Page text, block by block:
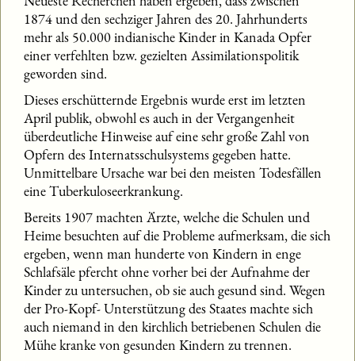
1874 und den sechziger Jahren des 20. Jahrhunderts
mehr als 50.000 indianische Kinder in Kanada Opfer
einer verfehlten bzw. gezielten Assimilationspolitik
geworden sind.
Dieses erschütternde Ergebnis wurde erst im letzten
April publik, obwohl es auch in der Vergangenheit
überdeutliche Hinweise auf eine sehr große Zahl von
Opfern des Internatsschulsystems gegeben hatte.
Unmittelbare Ursache war bei den meisten Todesfällen
eine Tuberkuloseerkrankung.
Bereits 1907 machten Ärzte, welche die Schulen und
Heime besuchten auf die Probleme aufmerksam, die sich
ergeben, wenn man hunderte von Kindern in enge
Schlafsäle pfercht ohne vorher bei der Aufnahme der
Kinder zu untersuchen, ob sie auch gesund sind. Wegen
der Pro-Kopf- Unterstützung des Staates machte sich
auch niemand in den kirchlich betriebenen Schulen die
Mühe kranke von gesunden Kindern zu trennen.